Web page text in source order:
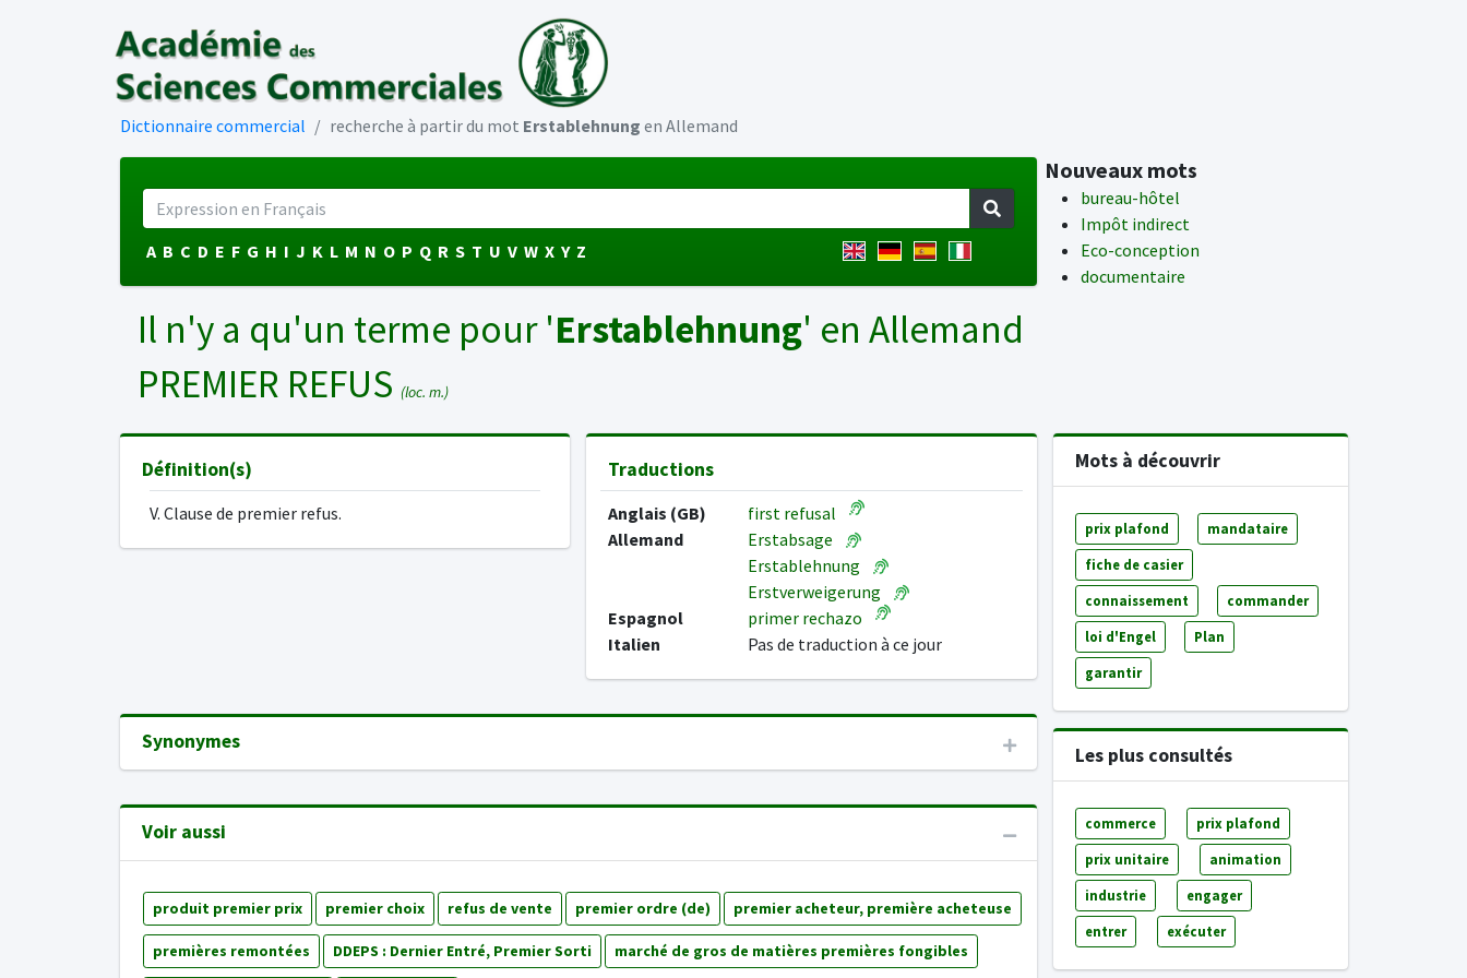
Dictionnaire commercial recherche à partir du mot Erstablehnung en Allemand
A B C D E F G H I J K L M N O P Q R S T U V W X Y Z
Nouveaux mots
bureau-hôtel
Impôt indirect
Eco-conception
documentaire
Il n'y a qu'un terme pour 'Erstablehnung' en Allemand
PREMIER REFUS (loc. m.)
Définition(s)
V. Clause de premier refus.
Traductions
Anglais (GB)
first refusal
Allemand
Erstabsage
Erstablehnung
Erstverweigerung
Espagnol
primer rechazo
Italien
Pas de traduction à ce jour
Synonymes
Voir aussi
produit premier prix premier choix refus de vente premier ordre (de) premier acheteur, première acheteuse
premières remontées DDEPS : Dernier Entré, Premier Sorti marché de gros de matières premières fongibles
Mots à découvrir
prix plafond mandataire
fiche de casier
connaissement commander
loi d'Engel Plan
garantir
Les plus consultés
commerce prix plafond
prix unitaire animation
industrie engager
entrer exécuter